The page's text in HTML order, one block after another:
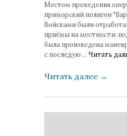
Местом проведения
приморский полигон
Войсками были
приёмы на местности:
была произведена
с последую ... Читать
Читать далее →